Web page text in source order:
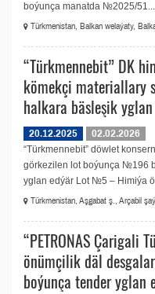
boýunça manatda №2025/51...
Türkmenistan, Balkan welaýaty,
“Türkmennebit” DK
kömekçi materiallary
halkara bäsleşik
20.12.2025
02.02.2026
“Türkmennebit” döwlet
görkezilen lot boýunça №196
yglan edýär Lot №5 – Himiýa
Türkmenistan, Aşgabat ş., Arçabil
“PETRONAS Çarigali
önümçilik däl
boýunça tender yglan